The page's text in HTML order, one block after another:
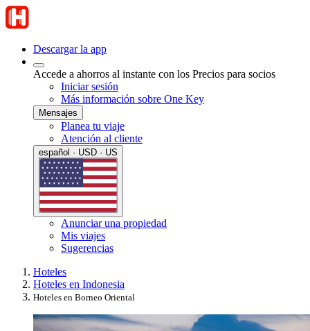
Descargar la app
Accede a ahorros al instante con los Precios para socios
Iniciar sesión
Más información sobre One Key
Mensajes
Planea tu viaje
Atención al cliente
español · USD · US
Anunciar una propiedad
Mis viajes
Sugerencias
Hoteles
Hoteles en Indonesia
Hoteles en Borneo Oriental